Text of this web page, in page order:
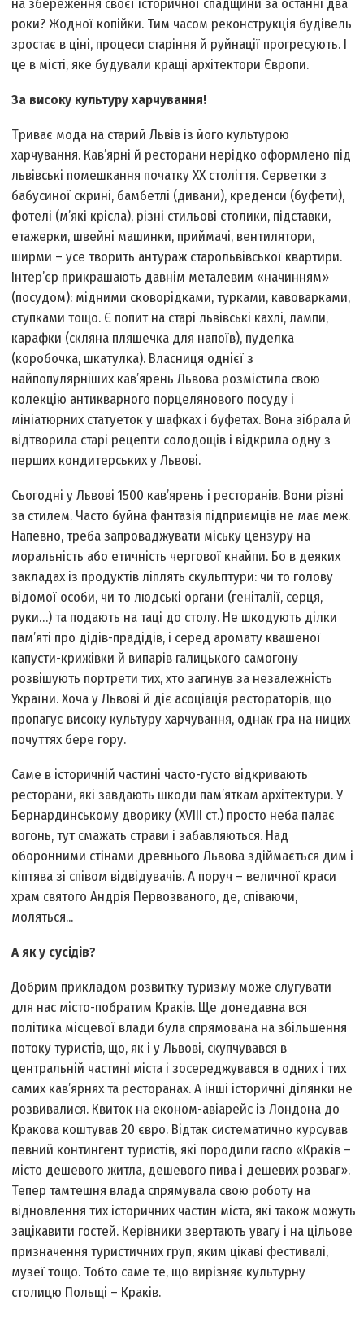
на збереження своєї історичної спадщини за останні два
роки? Жодної копійки. Тим часом реконструкція будівель
зростає в ціні, процеси старіння й руйнації прогресують. І
це в місті, яке будували кращі архітектори Європи.
За високу культуру харчування!
Триває мода на старий Львів із його культурою
харчування. Кав’ярні й ресторани нерідко оформлено під
львівські помешкання початку ХХ століття. Серветки з
бабусиної скрині, бамбетлі (дивани), креденси (буфети),
фотелі (м’які крісла), різні стильові столики, підставки,
етажерки, швейні машинки, приймачі, вентилятори,
ширми – усе творить антураж старольвівської квартири.
Інтер’єр прикрашають давнім металевим «начинням»
(посудом): мідними сковорідками, турками, кавоварками,
ступками тощо. Є попит на старі львівські кахлі, лампи,
карафки (скляна пляшечка для напоїв), пуделка
(коробочка, шкатулка). Власниця однієї з
найпопулярніших кав’ярень Львова розмістила свою
колекцію антикварного порцелянового посуду і
мініатюрних статуеток у шафках і буфетах. Вона зібрала й
відтворила старі рецепти солодощів і відкрила одну з
перших кондитерських у Львові.
Сьогодні у Львові 1500 кав’ярень і ресторанів. Вони різні
за стилем. Часто буйна фантазія підприємців не має меж.
Напевно, треба запроваджувати міську цензуру на
моральність або етичність чергової кнайпи. Бо в деяких
закладах із продуктів ліплять скульптури: чи то голову
відомої особи, чи то людські органи (геніталії, серця,
руки…) та подають на таці до столу. Не шкодують ділки
пам’яті про дідів-прадідів, і серед аромату квашеної
капусти-крижівки й випарів галицького самогону
розвішують портрети тих, хто загинув за незалежність
України. Хоча у Львові й діє асоціація рестораторів, що
пропагує високу культуру харчування, однак гра на ницих
почуттях бере гору.
Саме в історичній частині часто-густо відкривають
ресторани, які завдають шкоди пам’яткам архітектури. У
Бернардинському дворику (ХVIII ст.) просто неба палає
вогонь, тут смажать страви і забавляються. Над
оборонними стінами древнього Львова здіймається дим і
кіптява зі співом відвідувачів. А поруч – величної краси
храм святого Андрія Первозваного, де, співаючи,
моляться...
А як у сусідів?
Добрим прикладом розвитку туризму може слугувати
для нас місто-побратим Краків. Ще донедавна вся
політика місцевої влади була спрямована на збільшення
потоку туристів, що, як і у Львові, скупчувався в
центральній частині міста і зосереджувався в одних і тих
самих кав’ярнях та ресторанах. А інші історичні ділянки не
розвивалися. Квиток на економ-авіарейс із Лондона до
Кракова коштував 20 євро. Відтак систематично курсував
певний контингент туристів, які породили гасло «Краків –
місто дешевого житла, дешевого пива і дешевих розваг».
Тепер тамтешня влада спрямувала свою роботу на
відновлення тих історичних частин міста, які також можуть
зацікавити гостей. Керівники звертають увагу і на цільове
призначення туристичних груп, яким цікаві фестивалі,
музеї тощо. Тобто саме те, що вирізняє культурну
столицю Польщі – Краків.